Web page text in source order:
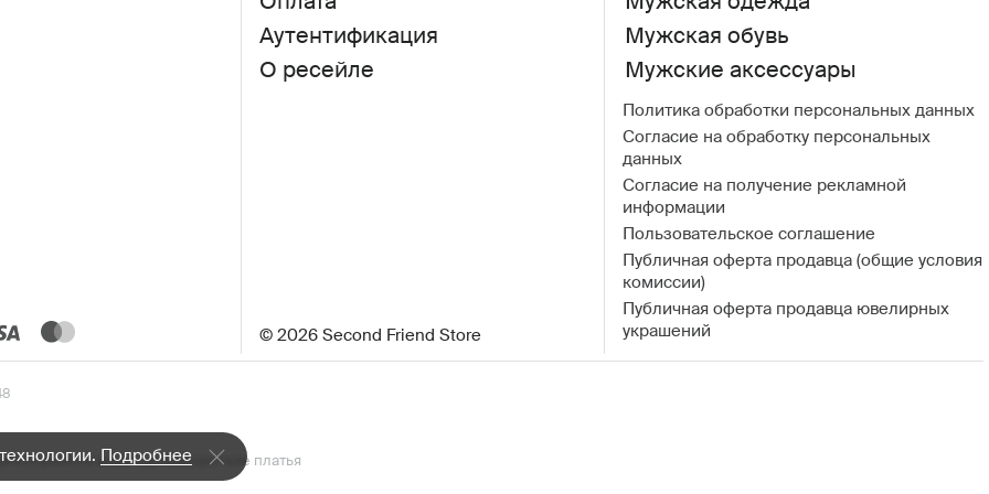
Подробнее
Аутентификация
О ресейле
© 2026 Second Friend Store
Мужская обувь
Мужские аксессуары
Политика обработки персональных данных
Согласие на обработку персональных
данных
Согласие на получение рекламной
информации
Пользовательское соглашение
Публичная оферта продавца (общие условия
комиссии)
Публичная оферта продавца ювелирных
украшений
КосухиКожаные курткиКороткие платья